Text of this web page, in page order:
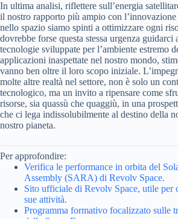
In ultima analisi, riflettere sull’energia
il nostro rapporto più ampio con
nello spazio siamo spinti a ottimizzare ogni
dovrebbe forse questa stessa urgenza guidarci
tecnologie sviluppate per l’ambiente estremo
applicazioni inaspettate nel nostro mondo,
vanno ben oltre il loro scopo iniziale.
molte altre realtà nel settore, non è solo un
tecnologico, ma un invito a ripensare come
risorse, sia quassù che quaggiù, in una
che ci lega indissolubilmente al destino della
nostro pianeta.
Per approfondire:
Verifica le performance in orbita del
Assembly (SARA) di Revolv Space.
Sito ufficiale di Revolv Space, utile per
sue attività.
Programma formativo focalizzato sulle